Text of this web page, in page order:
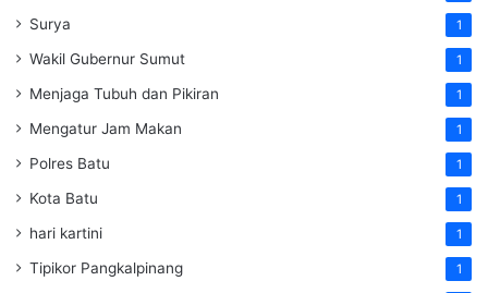
Surya 1
Wakil Gubernur Sumut 1
Menjaga Tubuh dan Pikiran 1
Mengatur Jam Makan 1
Polres Batu 1
Kota Batu 1
hari kartini 1
Tipikor Pangkalpinang 1